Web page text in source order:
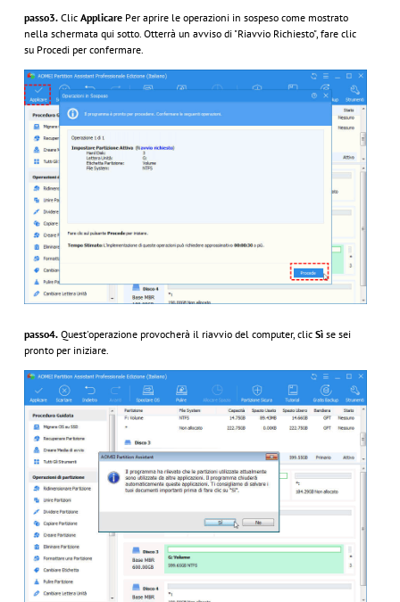
passo3.Clic ApplicarePer aprire le operazioni in sospeso come mostrato
nella schermata qui sotto. Otterrà un avviso di "Riavvio Richiesto", fare clic
su Procedi per confermare.
passo4.Quest'operazione provocherà il riavvio del computer, clic Sìse sei
pronto per iniziare.